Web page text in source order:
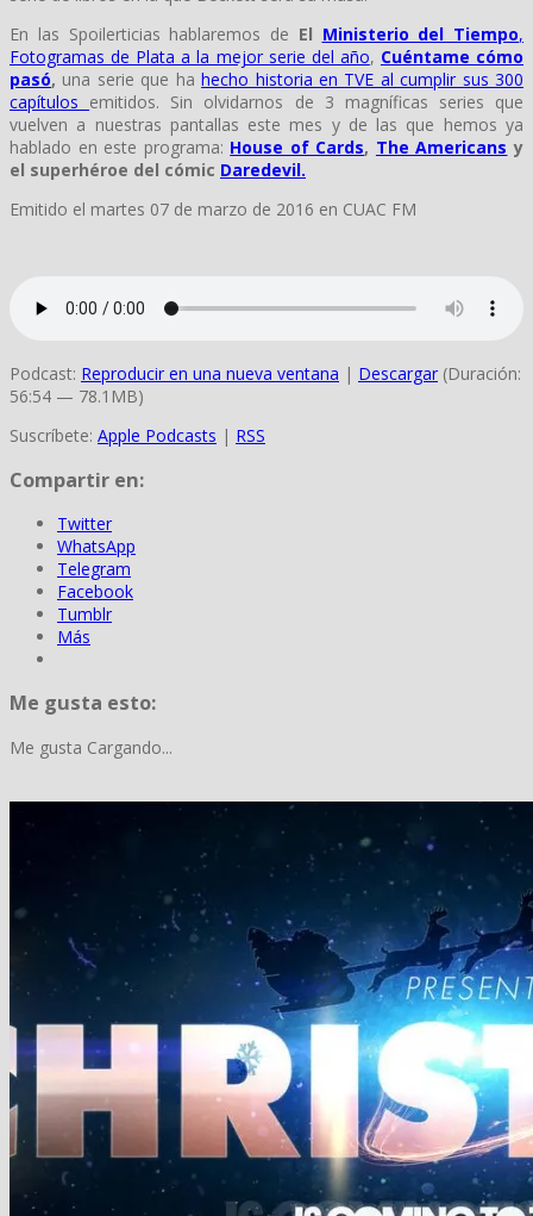
En las Spoilerticias hablaremos de El Ministerio del Tiempo,
Fotogramas de Plata a la mejor serie del año, Cuéntame cómo
pasó, una serie que hahecho historia en TVE al cumplir sus 300
capítulos emitidos. Sin olvidarnos de 3 magníficas series que
vuelven a nuestras pantallas este mes y de las que hemos ya
hablado en este programa: House of Cards, The Americans y
el superhéroe del cómic Daredevil.
Emitido el martes 07 de marzo de 2016 en CUAC FM
Podcast: Reproducir en una nueva ventana | Descargar (Duración:
56:54 — 78.1MB)
Suscríbete: Apple Podcasts | RSS
Compartir en:
Twitter
WhatsApp
Telegram
Facebook
Tumblr
Más
Me gusta esto:
Me gusta Cargando...